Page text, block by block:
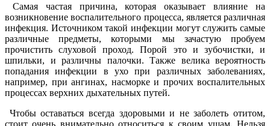
Самая частая причина, которая оказывает влияние на
возникновение воспалительного процесса, является различная
инфекция. Источником такой инфекции могут служить самые
различные предметы, которыми мы зачастую пробуем
прочистить слуховой проход. Порой это и зубочистки, и
шпильки, и различны палочки. Также велика вероятность
попадания инфекции в ухо при различных заболеваниях,
например, при ангинах, насморке и прочих воспалительных
процессах верхних дыхательных путей.
Чтобы оставаться всегда здоровыми и не заболеть отитом,
стоит очень внимательно относиться к своим ушам. Нельзя